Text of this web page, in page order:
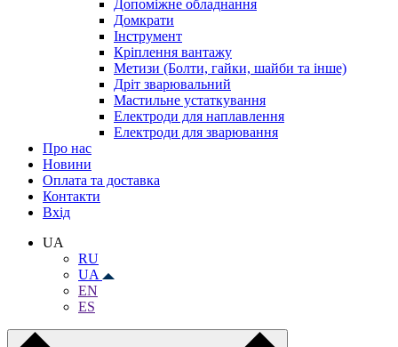
Допоміжне обладнання
Домкрати
Інструмент
Кріплення вантажу
Метизи (Болти, гайки, шайби та інше)
Дріт зварювальний
Мастильне устаткування
Електроди для наплавлення
Електроди для зварювання
Про нас
Новини
Оплата та доставка
Контакти
Вхiд
UA
RU
UA
EN
ES